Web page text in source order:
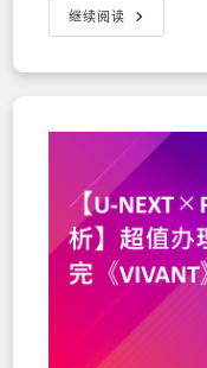
继续阅读 什
么
预
码？
留
原
号
码
转
入
乐
天
（Rakuten